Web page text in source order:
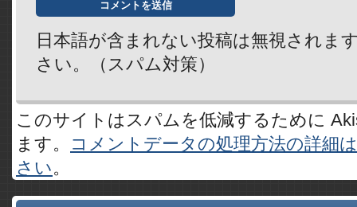
日本語が含まれない投稿は無視されま
さい。（スパム対策）
このサイトはスパムを低減するために
ます。
コメントデータの処理方法の詳細
さい。